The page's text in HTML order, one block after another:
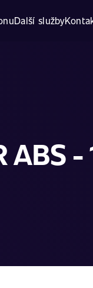
Další služby
ABS -